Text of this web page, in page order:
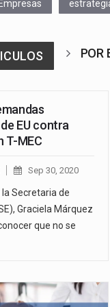
Empresas
POR
EU contra
T-MEC
Sep 30, 2020
la Secretaria de
Graciela Márquez
que no se